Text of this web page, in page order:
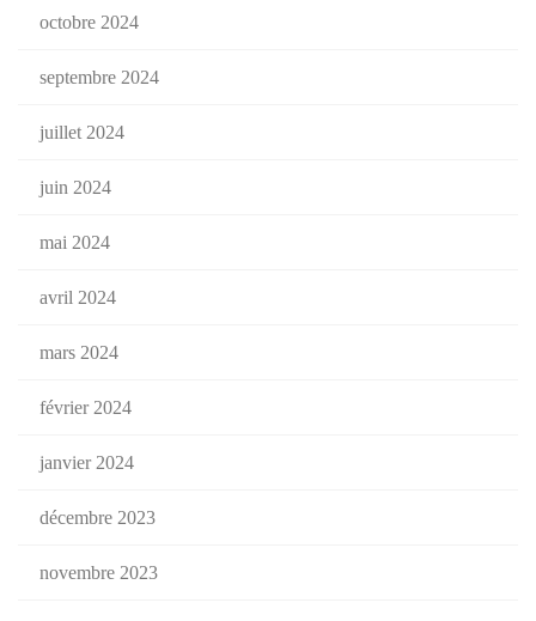
octobre 2024
septembre 2024
juillet 2024
juin 2024
mai 2024
avril 2024
mars 2024
février 2024
janvier 2024
décembre 2023
novembre 2023